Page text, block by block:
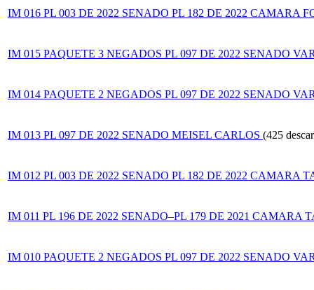
IM 016 PL 003 DE 2022 SENADO PL 182 DE 2022 CAMARA
IM 015 PAQUETE 3 NEGADOS PL 097 DE 2022 SENADO
IM 014 PAQUETE 2 NEGADOS PL 097 DE 2022 SENADO
IM 013 PL 097 DE 2022 SENADO MEISEL CARLOS (425
IM 012 PL 003 DE 2022 SENADO PL 182 DE 2022 CAMARA
IM 011 PL 196 DE 2022 SENADO–PL 179 DE 2021 CAMARA
IM 010 PAQUETE 2 NEGADOS PL 097 DE 2022 SENADO